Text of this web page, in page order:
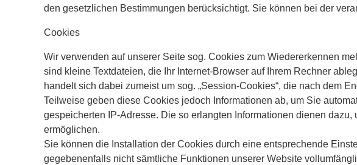
den gesetzlichen Bestimmungen berücksichtigt. Sie können bei der
Cookies
Wir verwenden auf unserer Seite sog. Cookies zum Wiedererkennen
sind kleine Textdateien, die Ihr Internet-Browser auf Ihrem Rechner
handelt sich dabei zumeist um sog. „Session-Cookies“, die nach dem
Teilweise geben diese Cookies jedoch Informationen ab, um Sie
gespeicherten IP-Adresse. Die so erlangten Informationen dienen
ermöglichen.
Sie können die Installation der Cookies durch eine entsprechende
gegebenenfalls nicht sämtliche Funktionen unserer Website